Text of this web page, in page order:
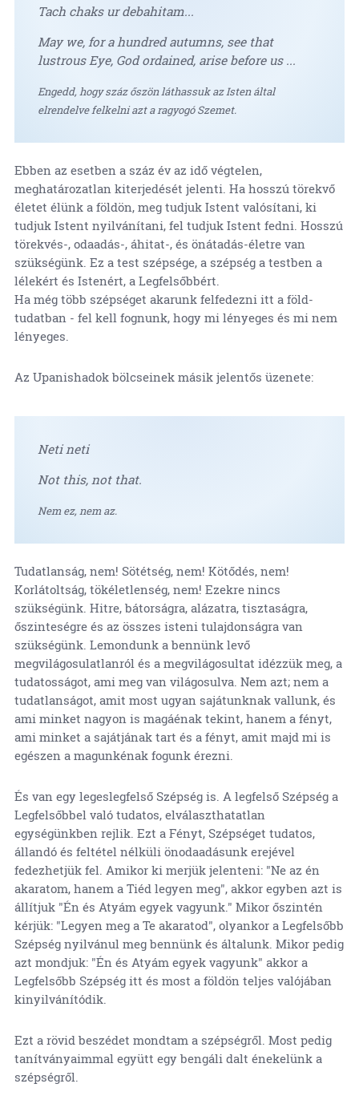
Tach chaks ur debahitam...
May we, for a hundred autumns, see that
lustrous Eye, God ordained, arise before us ...
Engedd, hogy száz őszön láthassuk az Isten által
elrendelve felkelni azt a ragyogó Szemet.
Ebben az esetben a száz év az idő végtelen,
meghatározatlan kiterjedését jelenti. Ha hosszú törekvő
életet élünk a földön, meg tudjuk Istent valósítani, ki
tudjuk Istent nyilvánítani, fel tudjuk Istent fedni. Hosszú
törekvés-, odaadás-, áhitat-, és önátadás-életre van
szükségünk. Ez a test szépsége, a szépség a testben a
lélekért és Istenért, a Legfelsőbbért.
Ha még több szépséget akarunk felfedezni itt a föld-
tudatban - fel kell fognunk, hogy mi lényeges és mi nem
lényeges.
Az Upanishadok bölcseinek másik jelentős üzenete:
Neti neti
Not this, not that.
Nem ez, nem az.
Tudatlanság, nem! Sötétség, nem! Kötődés, nem!
Korlátoltság, tökéletlenség, nem! Ezekre nincs
szükségünk. Hitre, bátorságra, alázatra, tisztaságra,
őszinteségre és az összes isteni tulajdonságra van
szükségünk. Lemondunk a bennünk levő
megvilágosulatlanról és a megvilágosultat idézzük meg, a
tudatosságot, ami meg van világosulva. Nem azt; nem a
tudatlanságot, amit most ugyan sajátunknak vallunk, és
ami minket nagyon is magáénak tekint, hanem a fényt,
ami minket a sajátjának tart és a fényt, amit majd mi is
egészen a magunkénak fogunk érezni.
És van egy legeslegfelső Szépség is. A legfelső Szépség a
Legfelsőbbel való tudatos, elválaszthatatlan
egységünkben rejlik. Ezt a Fényt, Szépséget tudatos,
állandó és feltétel nélküli önodaadásunk erejével
fedezhetjük fel. Amikor ki merjük jelenteni: "Ne az én
akaratom, hanem a Tiéd legyen meg", akkor egyben azt is
állítjuk "Én és Atyám egyek vagyunk." Mikor őszintén
kérjük: "Legyen meg a Te akaratod", olyankor a Legfelsőbb
Szépség nyilvánul meg bennünk és általunk. Mikor pedig
azt mondjuk: "Én és Atyám egyek vagyunk" akkor a
Legfelsőbb Szépség itt és most a földön teljes valójában
kinyilvánítódik.
Ezt a rövid beszédet mondtam a szépségről. Most pedig
tanítványaimmal együtt egy bengáli dalt énekelünk a
szépségről.